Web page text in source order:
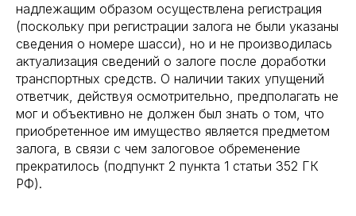
надлежащим образом осуществлена регистрация
(поскольку при регистрации залога не были указаны
сведения о номере шасси), но и не производилась
актуализация сведений о залоге после доработки
транспортных средств. О наличии таких упущений
ответчик, действуя осмотрительно, предполагать не
мог и объективно не должен был знать о том, что
приобретенное им имущество является предметом
залога, в связи с чем залоговое обременение
прекратилось (подпункт 2 пункта 1 статьи 352 ГК
РФ).